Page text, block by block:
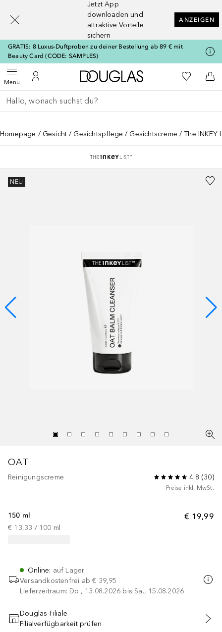
Jetzt App
downloaden und
attraktive Vorteile
sichern
ANZEIGEN
GRATIS: 8 Luxus-Duftproben zu deiner Bestellung ab 89 € mit
Beauty Card (CODE: SAMPLES)
MenüMenü öffnenZu Meinem Kundenkonto
Zur Douglas Startseite
Zu Meiner
Gehe zurück
Suche ausführen
Homepage Gesicht Gesichtspflege Gesichtscreme The INKEY
NEU
OAT
Reinigungscreme 4.8 (30)
Preise inkl. MwSt.
€ 19,99
150 ml
€ 13,33 / 100 ml
Online: auf Lager
Versandkostenfrei ab € 39,95
Lieferzeitraum: Do., 13.08.2026 bis Sa., 15.08.2026
IN DEN WARENKORB
Douglas-Filiale
Filialverfügbarkeit prüfen
[navigation.slideout.screenreader]